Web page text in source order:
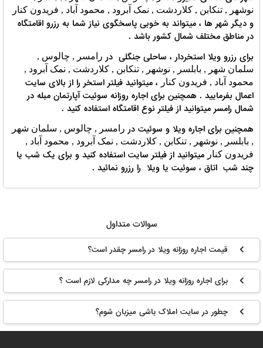
نوشهر , تنکابن , کلاردشت , نمک آبرود , محمود آباد , فریدون کنار
و دیگر شهر ها ، میتواند به خوبی پاسخگوی نیاز شما به رزرو اقامتگاه
در مناطق مختلف شمال کشور باشد .
برای رزرو ویلا استخردار ، ساحلی جنگلی در رامسر , چالوس ,
سلمان شهر , بابلسر , نوشهر , تنکابن , کلاردشت , نمک آبرود ,
محمود آباد , فریدون کنار
، میتوانید فیلتر استخر را از بالای سایت
اعمال بفرمایید . همچنین برای اجاره روزانه سوئیت آپارتمان مبله در
شمال رامسر میتوانید از فیلتر نوع اقامتگاه استفاده کنید .
همچنین برای اجاره ویلا و سوئیت در رامسر , چالوس , سلمان شهر
, بابلسر , نوشهر , تنکابن , کلاردشت , نمک آبرود , محمود آباد ,
فریدون کنار میتوانید از فیلتر سایت استفاده کنید و برای یک شب یا
چند شب اتاق ، سوئیت یا ویلا را رزرو نمائید .
سوالات متداول
قیمت اجاره روزانه ویلا در رامسر چقدر است؟
برای اجاره روزانه ویلا در رامسر چه مدارکی لازم است ؟
چطور در سایت املاک باشی میزبان شوم؟